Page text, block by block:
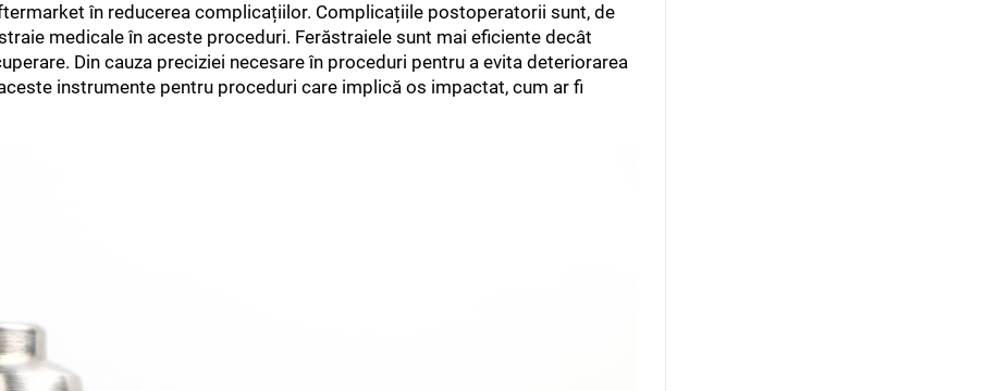
în reducerea complicațiilor. Complicațiile postoperatorii sunt, de
medicale în aceste proceduri. Ferăstraiele sunt mai eficiente decât
Din cauza preciziei necesare în proceduri pentru a evita deteriorarea
instrumente pentru proceduri care implică os impactat, cum ar fi